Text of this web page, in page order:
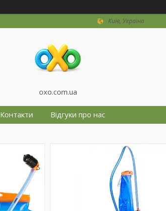
Київ, Україна
oxo.com.ua
Контакти Відгуки про нас